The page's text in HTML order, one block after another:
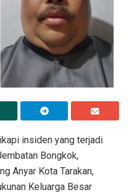
insiden yang terjadi
Bongkok,
Anyar Kota Tarakan,
Keluarga Besar